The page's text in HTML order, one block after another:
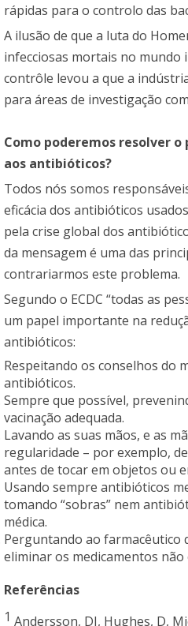
rápidas para o controlo das
A ilusão de que a luta do
infecciosas mortais no mundo
contrôle levou a que a
para áreas de investigação
Como poderemos resolver
aos antibióticos?
Todos nós somos
eficácia dos antibióticos
pela crise global dos
da mensagem é uma das
contrariarmos este problema.
Segundo o ECDC “todas as
um papel importante na
antibióticos:
Respeitando os conselhos do
antibióticos.
Sempre que possível,
vacinação adequada.
Lavando as suas mãos, e as
regularidade – por exemplo,
antes de tocar em objetos ou
Usando sempre antibióticos
tomando “sobras” nem
médica.
Perguntando ao farmacêutico
eliminar os medicamentos não
Referências
1 Andersson, DI, Hughes, D,